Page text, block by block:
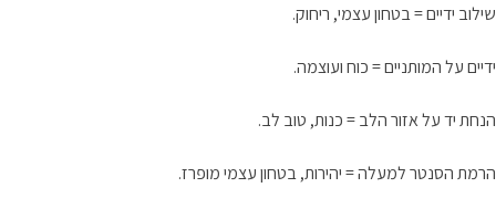
שילוב ידיים = בטחון עצמי, ריחוק.
ידיים על המותניים = כוח ועוצמה.
הנחת יד על אזור הלב = כנות, טוב לב.
הרמת הסנטר למעלה = יהירות, בטחון עצמי מופרז.